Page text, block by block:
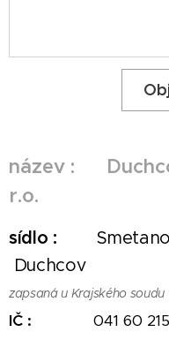
název :
r.o.
sídlo :
Duchcov
zapsaná u Krajského
IČ : 041 60